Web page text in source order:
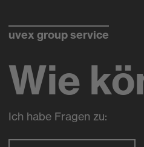
uvex group service
Wie
Ich habe Fragen zu: